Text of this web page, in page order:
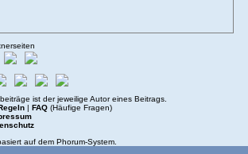
ist der jeweilige Autor eines Beitrags.
FAQ (Häufige Fragen)
auf dem Phorum-System.